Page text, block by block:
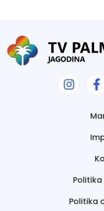
Politika